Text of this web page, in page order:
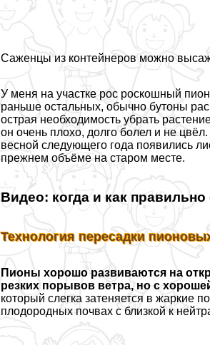
Саженцы из контейнеров можно
У меня на участке рос роскошный
раньше остальных, обычно бутоны
острая необходимость убрать
он очень плохо, долго болел и не
весной следующего года появились
прежнем объёме на старом месте.
Видео: когда и как
Технология пересадки
Пионы хорошо развиваются на
резких порывов ветра, но с
который слегка затеняется в жаркие
плодородных почвах с близкой к